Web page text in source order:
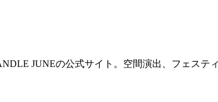
JUNEの公式サイト。空間演出、フェス